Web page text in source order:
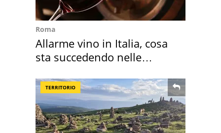
Roma
Allarme vino in Italia, cosa
sta succedendo nelle
TERRITORIO